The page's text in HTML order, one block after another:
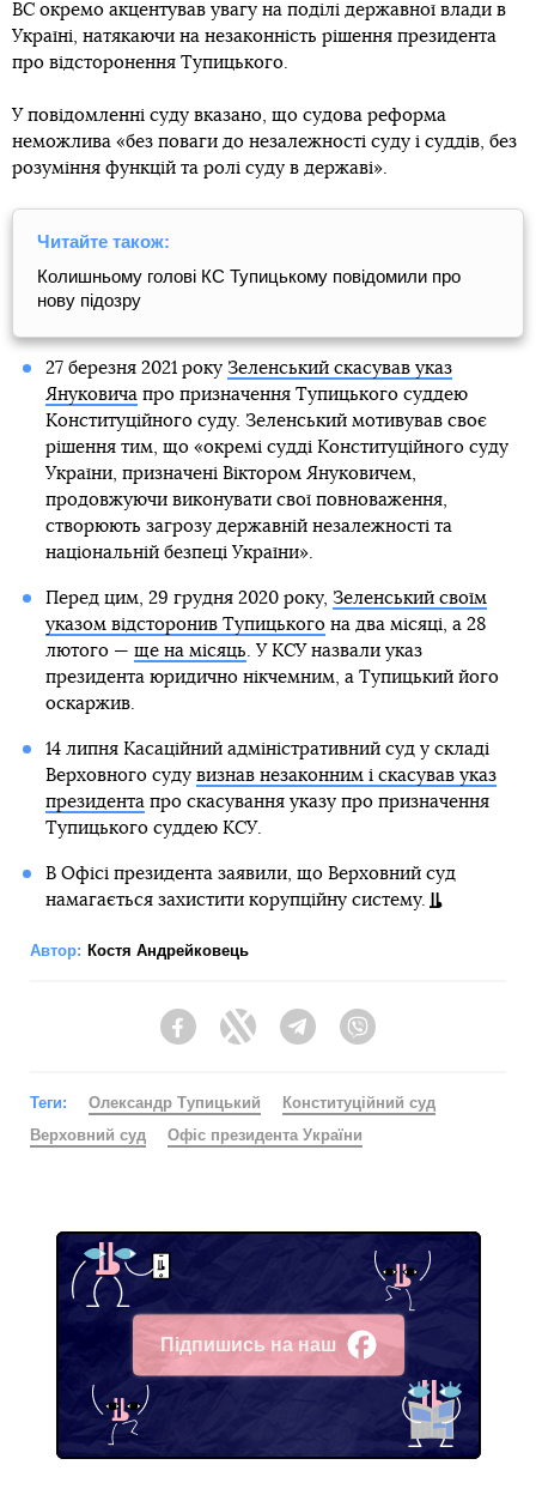
ВС окремо акцентував увагу на поділі державної влади в
Україні, натякаючи на незаконність рішення президента
про відсторонення Тупицького.
У повідомленні суду вказано, що судова реформа
неможлива «без поваги до незалежності суду і суддів, без
розуміння функцій та ролі суду в державі».
Читайте також:
Колишньому голові КС Тупицькому повідомили про
нову підозру
27 березня 2021 року Зеленський скасував указ
Януковичапро призначення Тупицького суддею
Конституційного суду. Зеленський мотивував своє
рішення тим, що «окремі судді Конституційного суду
України, призначені Віктором Януковичем,
продовжуючи виконувати свої повноваження,
створюють загрозу державній незалежності та
національній безпеці України».
Перед цим, 29 грудня 2020 року, Зеленський своїм
указом відсторонив Тупицькогона два місяці, а 28
лютого — ще на місяць. У КСУ назвали указ
президента юридично нікчемним, а Тупицький його
оскаржив.
14 липня Касаційний адміністративний суд у складі
Верховного суду визнав незаконним і скасував указ
президентапро скасування указу про призначення
Тупицького суддею КСУ.
В Офісі президента заявили, що Верховний суд
намагається захистити корупційну систему.
Автор: Костя Андрейковець
FacebookTwitter Telegram
Теги: Олександр Тупицький
Конституційний суд
Верховний суд
Офіс президента України
Підпишись на наш
Facebook